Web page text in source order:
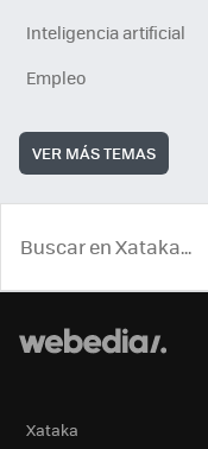
Inteligencia artificial
Empleo
VER MÁS TEMAS
Xataka